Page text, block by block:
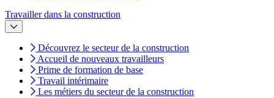
Travailler dans la construction
Découvrez le secteur de la construction
Accueil de nouveaux travailleurs
Prime de formation de base
Travail intérimaire
Les métiers du secteur de la construction